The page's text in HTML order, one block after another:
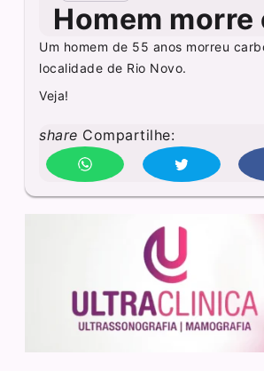
Homem
Um homem de 55 anos morreu
localidade de Rio Novo.
Veja!
share Compartilhe: